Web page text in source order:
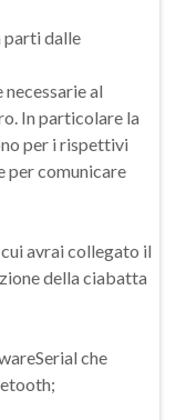
parti dalle
al
In particolare la
per i rispettivi
per comunicare
avrai collegato il
della ciabatta
che